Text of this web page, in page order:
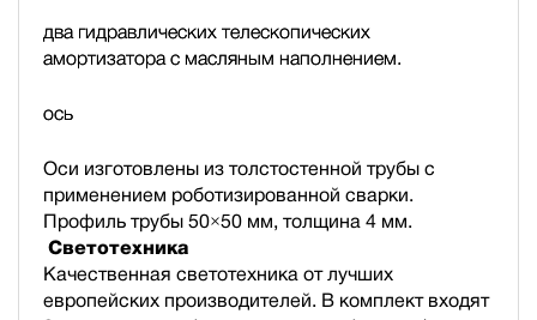
два гидравлических телескопических
амортизатора с масляным наполнением.
ось
Оси изготовлены из толстостенной трубы с
применением роботизированной сварки.
Профиль трубы 50×50 мм, толщина 4 мм.
Светотехника
Качественная светотехника от лучших
европейских производителей. В комплект входят